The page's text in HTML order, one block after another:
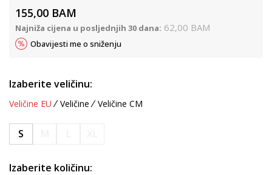
155,00 BAM
Najniža cijena u posljednjih 30 dana: 62,00 BAM
Obavijesti me o sniženju
Izaberite veličinu:
Veličine EU Veličine Veličine CM
S
Izaberite količinu: